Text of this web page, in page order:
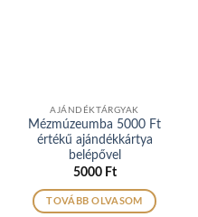
AJÁNDÉKTÁRGYAK
Mézmúzeumba 5000 Ft
értékű ajándékkártya
belépővel
5000 Ft
TOVÁBB OLVASOM